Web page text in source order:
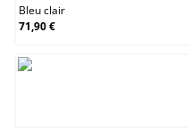
Bleu clair
71,90 €